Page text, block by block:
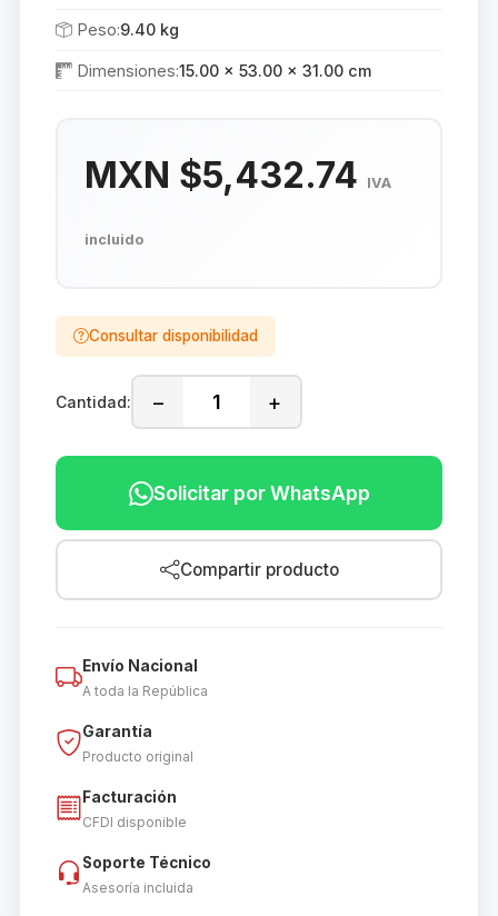
Peso:9.40 kg
Dimensiones:15.00 × 53.00 × 31.00 cm
MXN $5,432.74 IVA
incluido
Consultar disponibilidad
Cantidad: − +
Solicitar por WhatsApp
Compartir producto
Envío Nacional
A toda la República
Garantía
Producto original
Facturación
CFDI disponible
Soporte Técnico
Asesoría incluida